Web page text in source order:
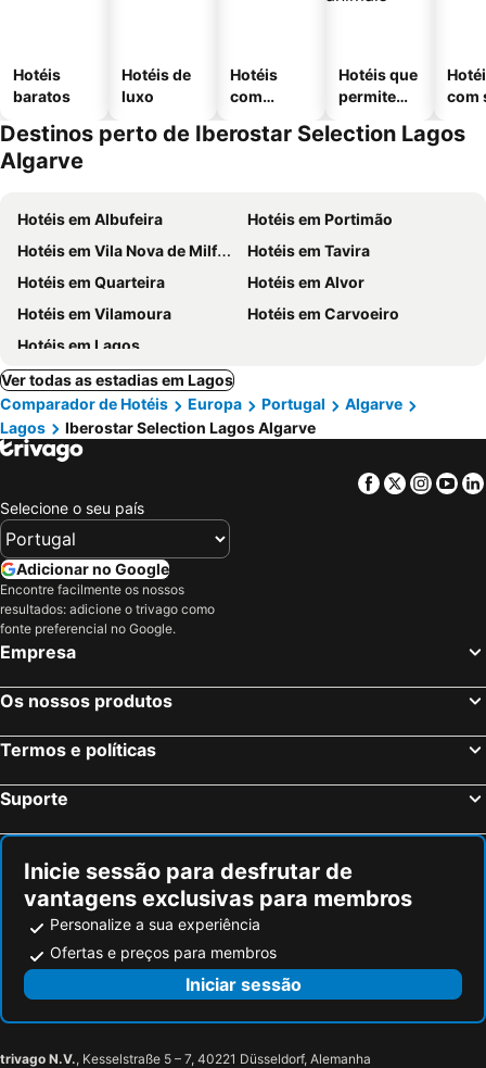
Hotéis
baratos
Hotéis de
luxo
Hotéis
com
Hotéis que
permitem
com
Destinos perto de Iberostar Selection Lagos
Algarve
Hotéis em Albufeira
Hotéis em Portimão
Hotéis em Vila Nova de Milfontes
Hotéis em Tavira
Hotéis em Quarteira
Hotéis em Alvor
Hotéis em Vilamoura
Hotéis em Carvoeiro
Hotéis em Lagos
Ver todas as estadias em Lagos
Comparador de Hotéis
Europa Portugal
Algarve
Lagos
Iberostar Selection Lagos Algarve
Facebook
Twitter
Selecione o seu país
Adicionar no Google
Encontre facilmente os nossos
resultados: adicione o trivago como
fonte preferencial no Google.
Empresa
Os nossos produtos
Termos e políticas
Suporte
Inicie sessão para desfrutar de
vantagens exclusivas para membros
Personalize a sua experiência
Ofertas e preços para membros
Iniciar sessão
trivago N.V., Kesselstraße 5 – 7, 40221 Düsseldorf, Alemanha